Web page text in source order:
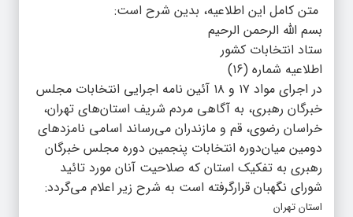
متن کامل این اطلاعیه، بدین شرح است:
بسم الله الرحمن الرحیم
ستاد انتخابات کشور
اطلاعیه شماره (۱۶)
در اجرای مواد ۱۷ و ۱۸ آئین نامه اجرایی انتخابات مجلس
خبرگان رهبری، به آگاهی مردم شریف استان‌های تهران،
خراسان رضوی، قم و مازندران می‌رساند اسامی نامزد‌های
دومین میان‌دوره انتخابات پنجمین دوره مجلس خبرگان
رهبری به تفکیک استان که صلاحیت آنان مورد تائید
شورای نگهبان قرارگرفته است به شرح زیر اعلام می‌گردد:
استان تهران